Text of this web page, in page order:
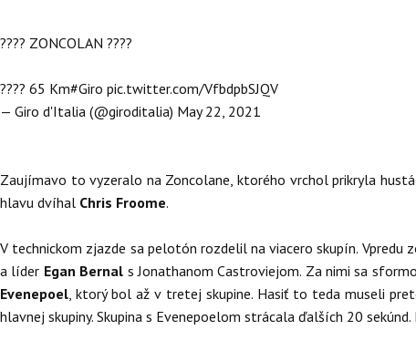
????️ ZONCOLAN ????️
???? 65 Km#Giro pic.twitter.com/VfbdpbSJQV
— Giro d'Italia (@giroditalia) May 22, 2021
Zaujímavo to vyzeralo na Zoncolane, ktorého vrchol prikryla
hlavu dvíhal Chris Froome.
V technickom zjazde sa pelotón rozdelil na viacero skupín. Vpredu
a líder Egan Bernal s Jonathanom Castroviejom. Za nimi sa
Evenepoel, ktorý bol až v tretej skupine. Hasiť to teda museli
hlavnej skupiny. Skupina s Evenepoelom strácala ďalších 20